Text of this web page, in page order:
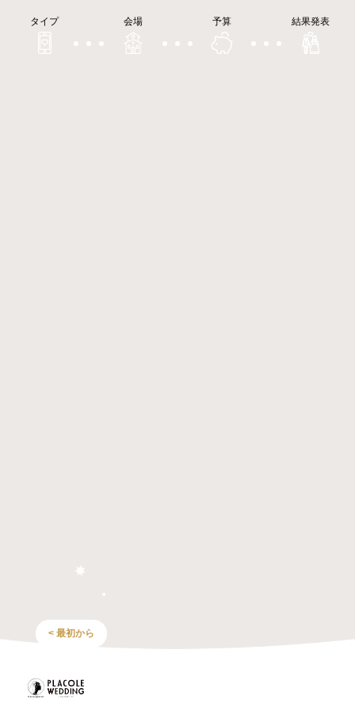
タイプ 会場 予算 結果発表
< 最初から